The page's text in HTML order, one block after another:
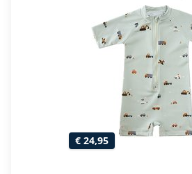
€ 24,95